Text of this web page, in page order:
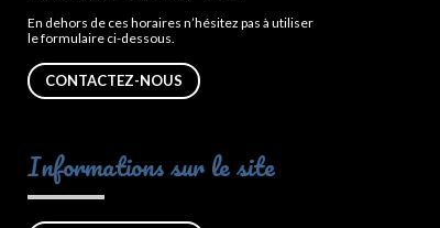
En dehors de ces horaires n’hésitez pas à utiliser
le formulaire ci-dessous.
CONTACTEZ-NOUS
Informations sur le site